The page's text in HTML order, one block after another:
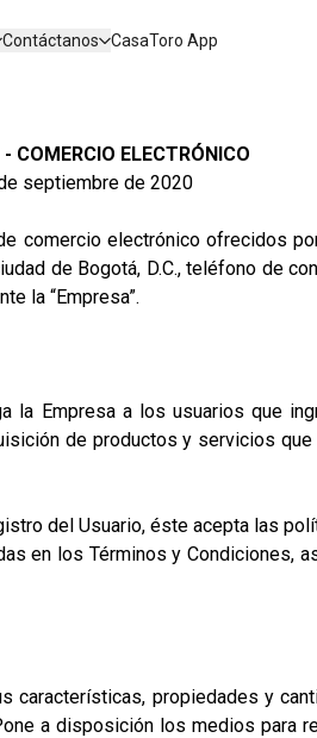
Contáctanos CasaToro App
COMERCIO ELECTRÓNICO
septiembre de 2020
electrónico ofrecidos por
de Bogotá, D.C., teléfono de
la “Empresa”.
Empresa a los usuarios que
de productos y servicios
del Usuario, éste acepta las
en los Términos y Condiciones,
propiedades y
a disposición los medios para